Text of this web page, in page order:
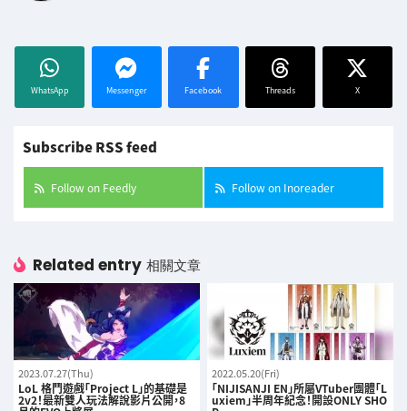
WhatsApp Messenger Facebook Threads X
Subscribe RSS feed
Follow on Feedly Follow on Inoreader
Related entry 相關文章
2023.07.27(Thu)
LoL 格鬥遊戲「Project L」的基礎是
2v2！最新雙人玩法解說影片公開，8
2022.05.20(Fri)
「NIJISANJI EN」所屬VTuber團體「L
uxiem」半周年紀念！開設ONLY SHO